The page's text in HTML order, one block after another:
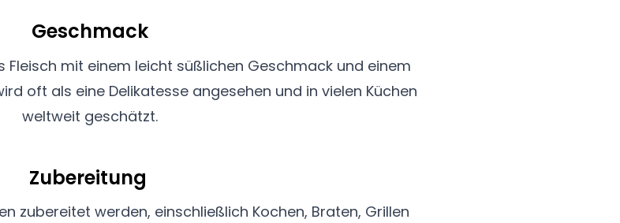
Geschmack
Fleisch mit einem leicht süßlichen Geschmack und einem
oft als eine Delikatesse angesehen und in vielen Küchen
weltweit geschätzt.
Zubereitung
zubereitet werden, einschließlich Kochen, Braten, Grillen